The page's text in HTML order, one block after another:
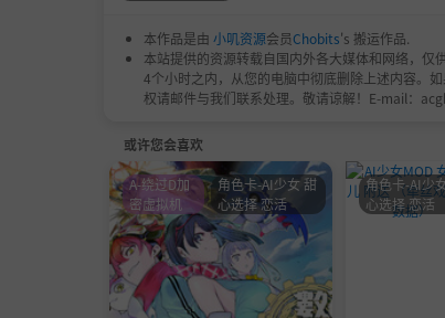
本作品是由 小叽资源会员Chobits's 搬运作品.
本站提供的资源转载自国内外各大媒体和网络，
4个小时之内，从您的电脑中彻底删除上述内容。
权请邮件与我们联系处理。敬请谅解！E-mail：
或许您会喜欢
A-绕过D加
密虚拟机
角色卡-AI少女 甜
心选择 恋活
角色卡-AI少
心选择 恋活